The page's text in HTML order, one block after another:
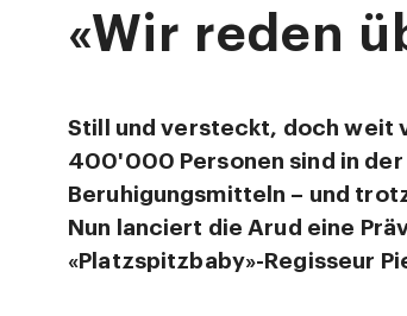
«Wir reden
Still und versteckt, doch weit
400'000 Personen sind in der
Beruhigungsmitteln – und
Nun lanciert die Arud eine
«Platzspitzbaby»-Regisseur